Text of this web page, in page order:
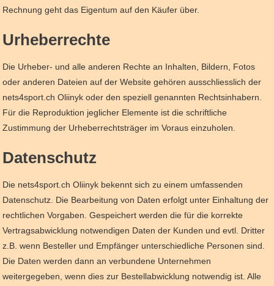
Rechnung geht das Eigentum auf den Käufer über.
Urheberrechte
Die Urheber- und alle anderen Rechte an Inhalten, Bildern, Fotos
oder anderen Dateien auf der Website gehören ausschliesslich der
nets4sport.ch Oliinyk oder den speziell genannten Rechtsinhabern.
Für die Reproduktion jeglicher Elemente ist die schriftliche
Zustimmung der Urheberrechtsträger im Voraus einzuholen.
Datenschutz
Die nets4sport.ch Oliinyk bekennt sich zu einem umfassenden
Datenschutz. Die Bearbeitung von Daten erfolgt unter Einhaltung der
rechtlichen Vorgaben. Gespeichert werden die für die korrekte
Vertragsabwicklung notwendigen Daten der Kunden und evtl. Dritter
z.B. wenn Besteller und Empfänger unterschiedliche Personen sind.
Die Daten werden dann an verbundene Unternehmen
weitergegeben, wenn dies zur Bestellabwicklung notwendig ist. Alle